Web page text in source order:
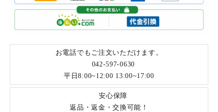
お電話でもご注文いただけます。
042-597-0630
平日8:00~12:00 13:00~17:00
安心保障
返品・返金・交換可能！